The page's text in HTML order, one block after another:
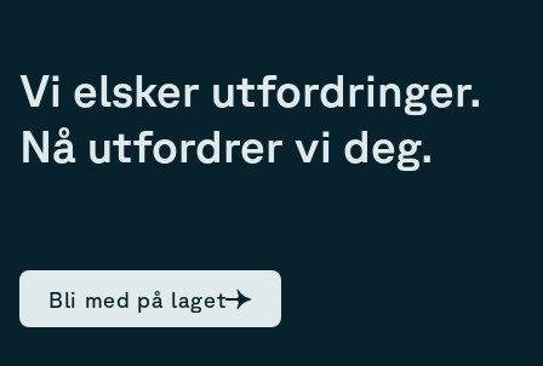
Vi elsker utfordringer.
Nå utfordrer vi deg.
Bli med på laget